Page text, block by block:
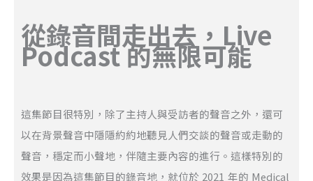
從錄音間走出去，Live
Podcast 的無限可能
這集節目很特別，除了主持人與受訪者的聲音之外，還可
以在背景聲音中隱隱約約地聽見人們交談的聲音或走動的
聲音，穩定而小聲地，伴隨主要內容的進行。這樣特別的
效果是因為這集節目的錄音地，就位於 2021 年的 Medical